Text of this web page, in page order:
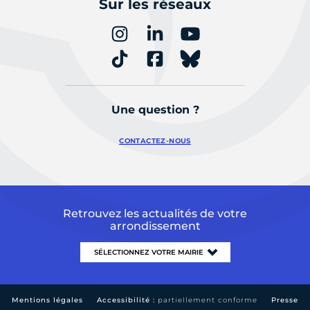
Sur les réseaux
Une question ?
CONTACTEZ-NOUS
Retrouvez les actualités de votre
arrondissement
Mentions légales Accessibilité : partiellement conforme Presse